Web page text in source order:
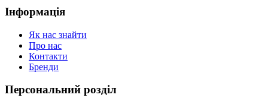
Інформація
Як нас знайти
Про нас
Контакти
Бренди
Персональний розділ